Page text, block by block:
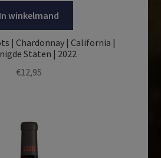
In winkelmand
| Chardonnay | California |
Staten | 2022
€12,95